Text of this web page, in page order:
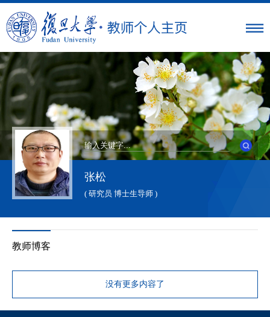
张松
( 研究员 博士生导师 )
教师博客
没有更多内容了